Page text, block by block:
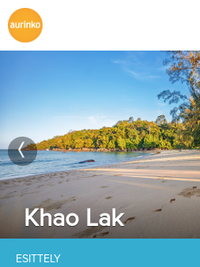
Khao Lak
ESITTELY